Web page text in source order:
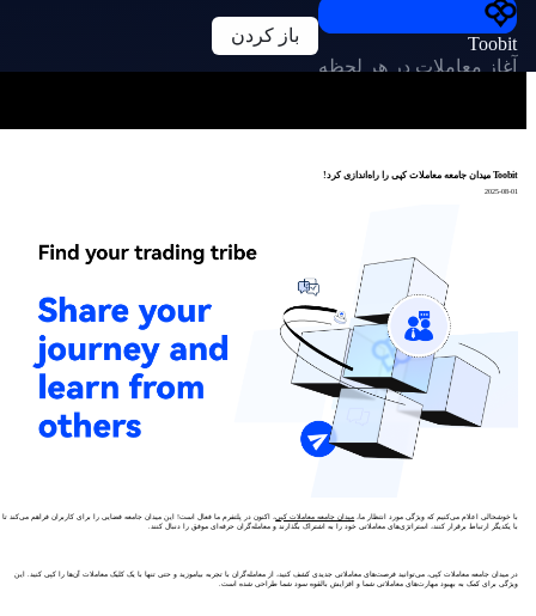
Toobit
آغاز معاملات در هر لحظه
باز کردن
Toobit میدان جامعه معاملات کپی را راه‌اندازی کرد!
2025-08-01
با خوشحالی اعلام می‌کنیم که ویژگی مورد انتظار ما، میدان جامعه معاملات کپی ، اکنون در پلتفرم ما فعال است! این میدان جامعه فضایی را برای کاربران فراهم می‌کند تا
با یکدیگر ارتباط برقرار کنند، استراتژی‌های معاملاتی خود را به اشتراک بگذارند و معامله‌گران حرفه‌ای موفق را دنبال کنند.
در میدان جامعه معاملات کپی، می‌توانید فرصت‌های معاملاتی جدیدی کشف کنید، از معامله‌گران با تجربه بیاموزید و حتی تنها با یک کلیک معاملات آن‌ها را کپی کنید. این
ویژگی برای کمک به بهبود مهارت‌های معاملاتی شما و افزایش بالقوه سود شما طراحی شده است.